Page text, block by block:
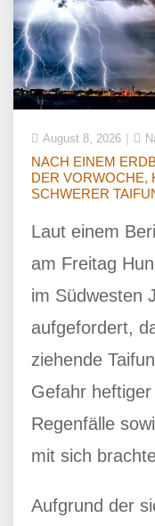
August 8, 2026
NACH EINEM
DER VORWOCHE,
SCHWERER
Laut einem
am Freitag
im Südwesten
aufgefordert,
ziehende
Gefahr
Regenfälle
mit sich
Aufgrund der